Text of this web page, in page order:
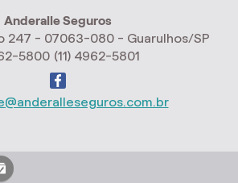
Anderalle Seguros
247 - 07063-080 - Guarulhos/SP
5800 (11) 4962-5801